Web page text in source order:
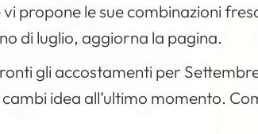
propone le sue combinazioni
di luglio, aggiorna la pagina.
gli accostamenti per
cambi idea all’ultimo momento.